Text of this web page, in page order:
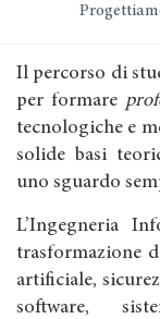
Il percorso di
per formare
tecnologiche e
solide basi
uno sguardo
L’Ingegneria
trasformazione
artificiale,
software,